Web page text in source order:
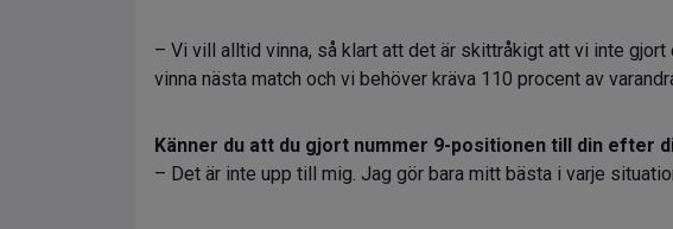
– Vi vill alltid vinna, så klart att det är skittråkigt att vi inte
vinna nästa match och vi behöver kräva 110 procent av
Känner du att du gjort nummer 9-positionen till din efter
– Det är inte upp till mig. Jag gör bara mitt bästa i varje